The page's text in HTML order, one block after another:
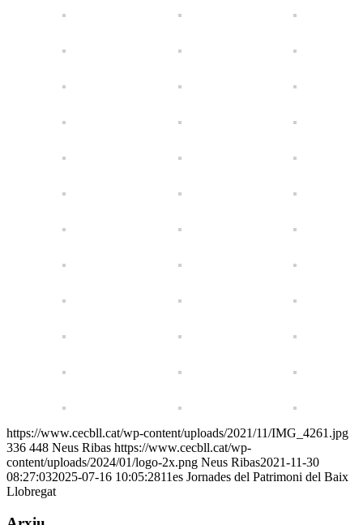
https://www.cecbll.cat/wp-content/uploads/2021/11/IMG_4261.jpg
336 448 Neus Ribas https://www.cecbll.cat/wp-
content/uploads/2024/01/logo-2x.png Neus Ribas2021-11-30
08:27:032025-07-16 10:05:2811es Jornades del Patrimoni del Baix
Llobregat